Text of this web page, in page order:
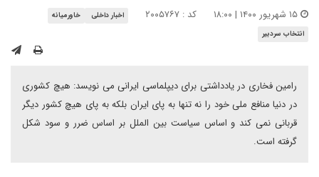
کد : ۲۰۰۵۷۶۷ اخبار داخلی
خاورمیانه
انتخاب سردبیر
رامین فخاری در یادداشتی برای دیپلماسی ایرانی می نویسد: هیچ کشوری
در دنیا منافع ملی خود را نه تنها به پای ایران بلکه به پای هیچ کشور دیگر
قربانی نمی کند و اساس سیاست بین الملل بر اساس ضرر و سود شکل
گرفته است.